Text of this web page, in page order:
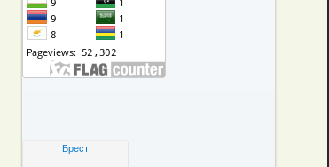
Брест